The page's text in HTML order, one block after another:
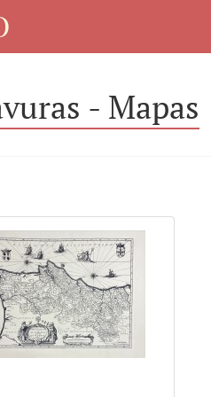
- Mapas